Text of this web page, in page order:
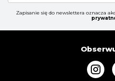
Zapisanie się do newslettera oznacza